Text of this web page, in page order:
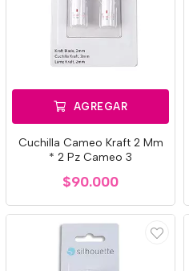
AGREGAR
Cuchilla Cameo Kraft 2 Mm
* 2 Pz Cameo 3
$90.000